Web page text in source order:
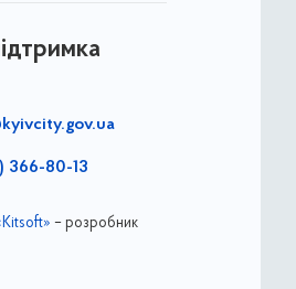
366-80-13
– розробник